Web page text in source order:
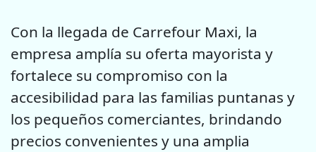
Con la llegada de Carrefour Maxi, la
empresa amplía su oferta mayorista y
fortalece su compromiso con la
accesibilidad para las familias puntanas y
los pequeños comerciantes, brindando
precios convenientes y una amplia